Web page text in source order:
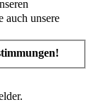
auch unsere